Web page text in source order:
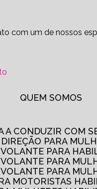
com um de nossos
QUEM SOMOS
A CONDUZIR COM
DIREÇÃO PARA
VOLANTE PARA
VOLANTE PARA
VOLANTE PARA
MOTORISTAS